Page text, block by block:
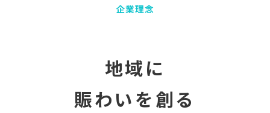
企業理念
地域に
賑わいを創る